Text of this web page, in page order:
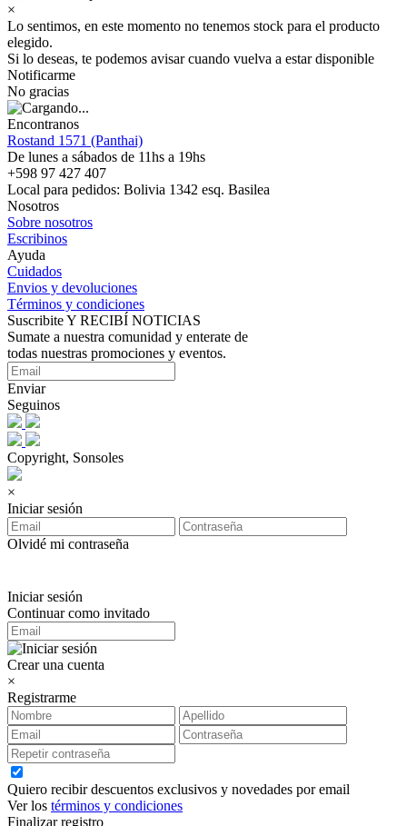
×
Lo sentimos, en este momento no tenemos stock para el producto
elegido.
Si lo deseas, te podemos avisar cuando vuelva a estar disponible
Notificarme
No gracias
Encontranos
Rostand 1571 (Panthai)
De lunes a sábados de 11hs a 19hs
+598 97 427 407
Local para pedidos: Bolivia 1342 esq. Basilea
Nosotros
Sobre nosotros
Escribinos
Ayuda
Cuidados
Envios y devoluciones
Términos y condiciones
Suscribite Y RECIBÍ NOTICIAS
Sumate a nuestra comunidad y enterate de
todas nuestras promociones y eventos.
Enviar
Seguinos
Copyright, Sonsoles
×
Iniciar sesión
Olvidé mi contraseña
Iniciar sesión
Continuar como invitado
Crear una cuenta
×
Registrarme
Quiero recibir descuentos exclusivos y novedades por email
Ver los términos y condiciones
Finalizar registro